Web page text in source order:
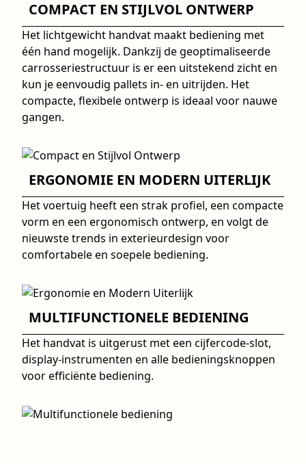
COMPACT EN STIJLVOL ONTWERP
Het lichtgewicht handvat maakt bediening met
één hand mogelijk. Dankzij de geoptimaliseerde
carrosseriestructuur is er een uitstekend zicht en
kun je eenvoudig pallets in- en uitrijden. Het
compacte, flexibele ontwerp is ideaal voor nauwe
gangen.
ERGONOMIE EN MODERN UITERLIJK
Het voertuig heeft een strak profiel, een compacte
vorm en een ergonomisch ontwerp, en volgt de
nieuwste trends in exterieurdesign voor
comfortabele en soepele bediening.
MULTIFUNCTIONELE BEDIENING
Het handvat is uitgerust met een cijfercode-slot,
display-instrumenten en alle bedieningsknoppen
voor efficiënte bediening.